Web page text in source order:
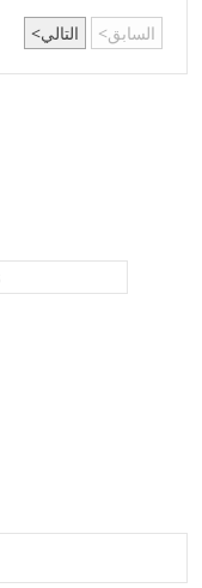
السابق التالي